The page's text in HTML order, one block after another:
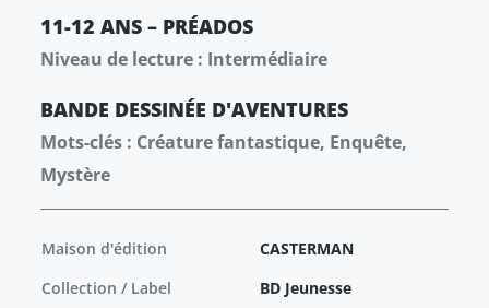
11-12 ANS – PRÉADOS
Niveau de lecture : Intermédiaire
BANDE DESSINÉE D'AVENTURES
Mots-clés : Créature fantastique, Enquête,
Mystère
Maison d'édition
CASTERMAN
Collection / Label
BD Jeunesse